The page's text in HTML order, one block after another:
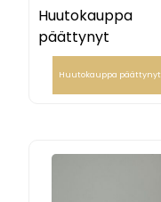
Huutokauppa
päättynyt
Huutokauppa päättynyt